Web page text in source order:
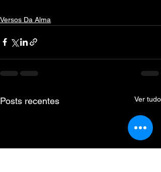
Versos Da Alma
Posts recentes Ver tudo